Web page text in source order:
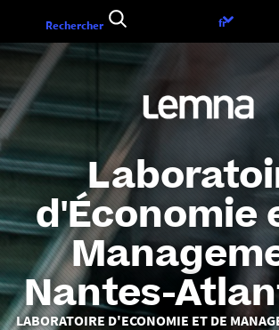
d'Économie
Nantes-
Vous
LABORATOIRE D'ECONOMIE ET DE
Rechercher
Choix
fr